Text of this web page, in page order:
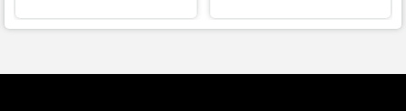
Ramírez Guitarra del Tiempo mang chất âm tròn đầy, dải